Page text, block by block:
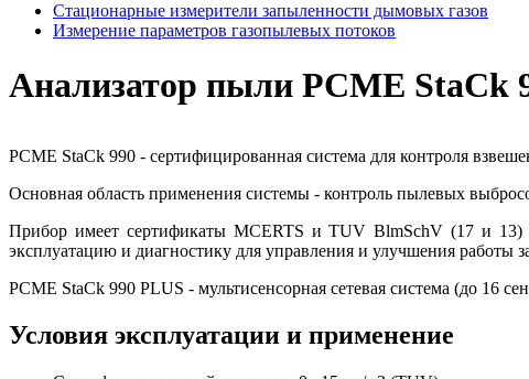
Стационарные измерители запыленности дымовых газов
Измерение параметров газопылевых потоков
Анализатор пыли PCME StaCk
PCME StaCk 990 - сертифицированная система для контроля
Основная область применения системы - контроль пылевых
Прибор имеет сертификаты MCERTS и TUV BlmSchV (17 и 13)
эксплуатацию и диагностику для управления и улучшения работы
PCME StaCk 990 PLUS - мультисенсорная сетевая система (до 16
Условия эксплуатации и применение